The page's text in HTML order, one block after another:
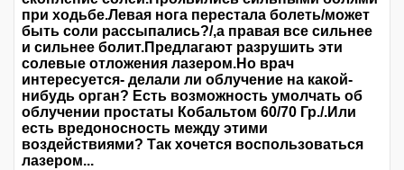
при ходьбе.Левая нога перестала болеть/может
быть соли рассыпались?/,а правая все сильнее
и сильнее болит.Предлагают разрушить эти
солевые отложения лазером.Но врач
интересуется- делали ли облучение на какой-
нибудь орган? Есть возможность умолчать об
облучении простаты Кобальтом 60/70 Гр./.Или
есть вредоносность между этими
воздействиями? Так хочется воспользоваться
лазером...